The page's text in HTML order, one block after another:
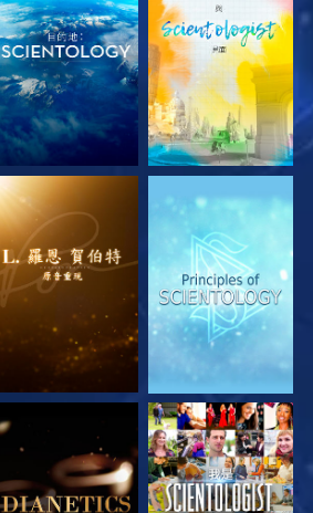
探索系列節目 探索系列節目
探索系列節目 觀看